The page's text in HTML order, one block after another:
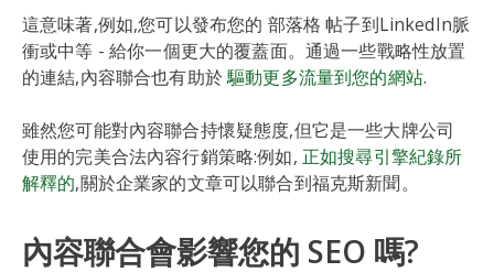
這意味著,例如,您可以發布您的 部落格 帖子到LinkedIn脈
衝或中等 - 給你一個更大的覆蓋面。通過一些戰略性放置
的連結,內容聯合也有助於驅動更多流量到您的網站.
雖然您可能對內容聯合持懷疑態度,但它是一些大牌公司
使用的完美合法內容行銷策略:例如, 正如搜尋引擎紀錄所
解釋的,關於企業家的文章可以聯合到福克斯新聞。
內容聯合會影響您的 SEO 嗎?